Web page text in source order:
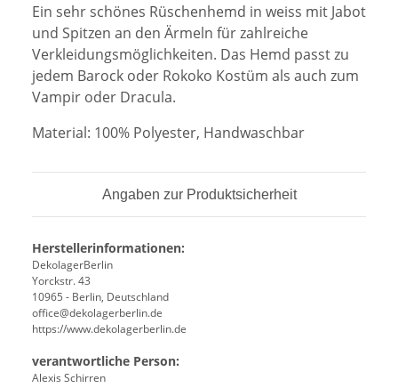
Ein sehr schönes Rüschenhemd in weiss mit Jabot
und Spitzen an den Ärmeln für zahlreiche
Verkleidungsmöglichkeiten. Das Hemd passt zu
jedem Barock oder Rokoko Kostüm als auch zum
Vampir oder Dracula.
Material: 100% Polyester, Handwaschbar
Angaben zur Produktsicherheit
Herstellerinformationen:
DekolagerBerlin
Yorckstr. 43
10965 - Berlin, Deutschland
office@dekolagerberlin.de
https://www.dekolagerberlin.de
verantwortliche Person:
Alexis Schirren